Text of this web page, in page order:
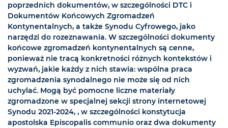
poprzednich dokumentów, w szczególności DTC i
Dokumentów Końcowych Zgromadzeń
Kontynentalnych, a także Synodu Cyfrowego, jako
narzędzi do rozeznawania. W szczególności dokumenty
końcowe zgromadzeń kontynentalnych są cenne,
ponieważ nie tracą konkretności różnych kontekstów i
wyzwań, jakie każdy z nich stawia: wspólna praca
zgromadzenia synodalnego nie może się od nich
uchylać. Mogą być pomocne liczne materiały
zgromadzone w specjalnej sekcji strony internetowej
Synodu 2021-2024, , w szczególności konstytucja
apostolska Episcopalis communio oraz dwa dokumenty